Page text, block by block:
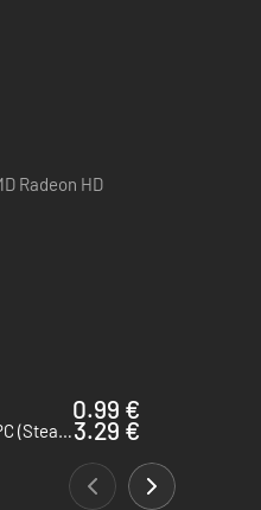
Radeon HD
0.99 €
La Terre du Milieu : L'Ombre du Mordor - PC (Steam)3.29 €